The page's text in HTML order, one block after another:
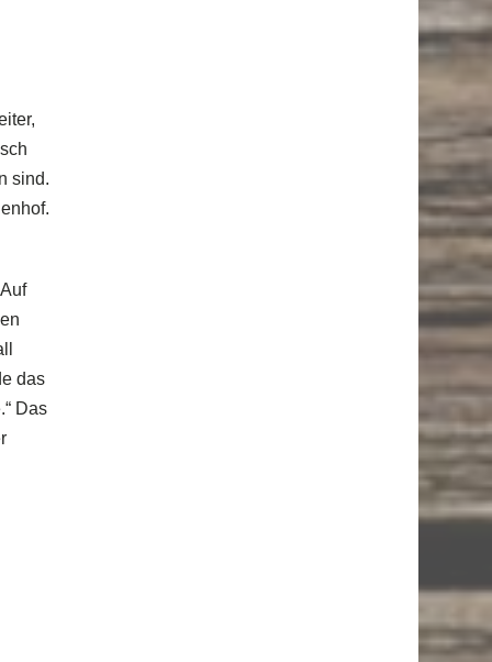
sind.
das
Das